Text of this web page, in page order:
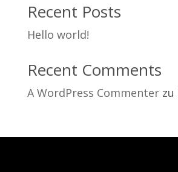
Recent Posts
Hello world!
Recent Comments
A WordPress Commenterzu